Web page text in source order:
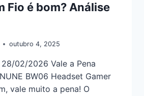
Fio é bom? Análise
outubro 4, 2025
02/2026 Vale a Pena
BW06 Headset Gamer
vale muito a pena! O